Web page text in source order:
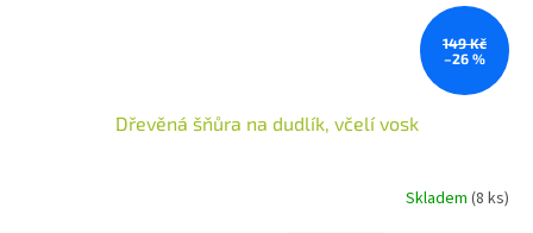
149 Kč
–26 %
Dřevěná šňůra na dudlík, včelí vosk
Skladem (8 ks)